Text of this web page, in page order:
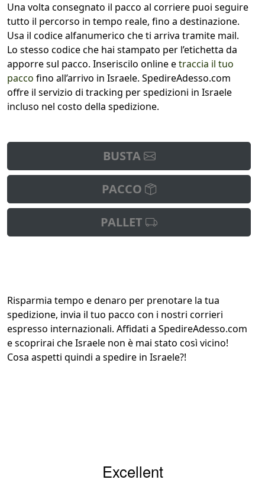
Una volta consegnato il pacco al corriere puoi seguire
tutto il percorso in tempo reale, fino a destinazione.
Usa il codice alfanumerico che ti arriva tramite mail.
Lo stesso codice che hai stampato per l’etichetta da
apporre sul pacco. Inseriscilo online etraccia il tuo
pacco fino all’arrivo in Israele. SpedireAdesso.com
offre il servizio di tracking per spedizioni in Israele
incluso nel costo della spedizione.
BUSTA
PACCO
PALLET
Risparmia tempo e denaro per prenotare la tua
spedizione, invia il tuo pacco con i nostri corrieri
espresso internazionali. Affidati a SpedireAdesso.com
e scoprirai che Israele non è mai stato così vicino!
Cosa aspetti quindi a spedire in Israele?!
Excellent